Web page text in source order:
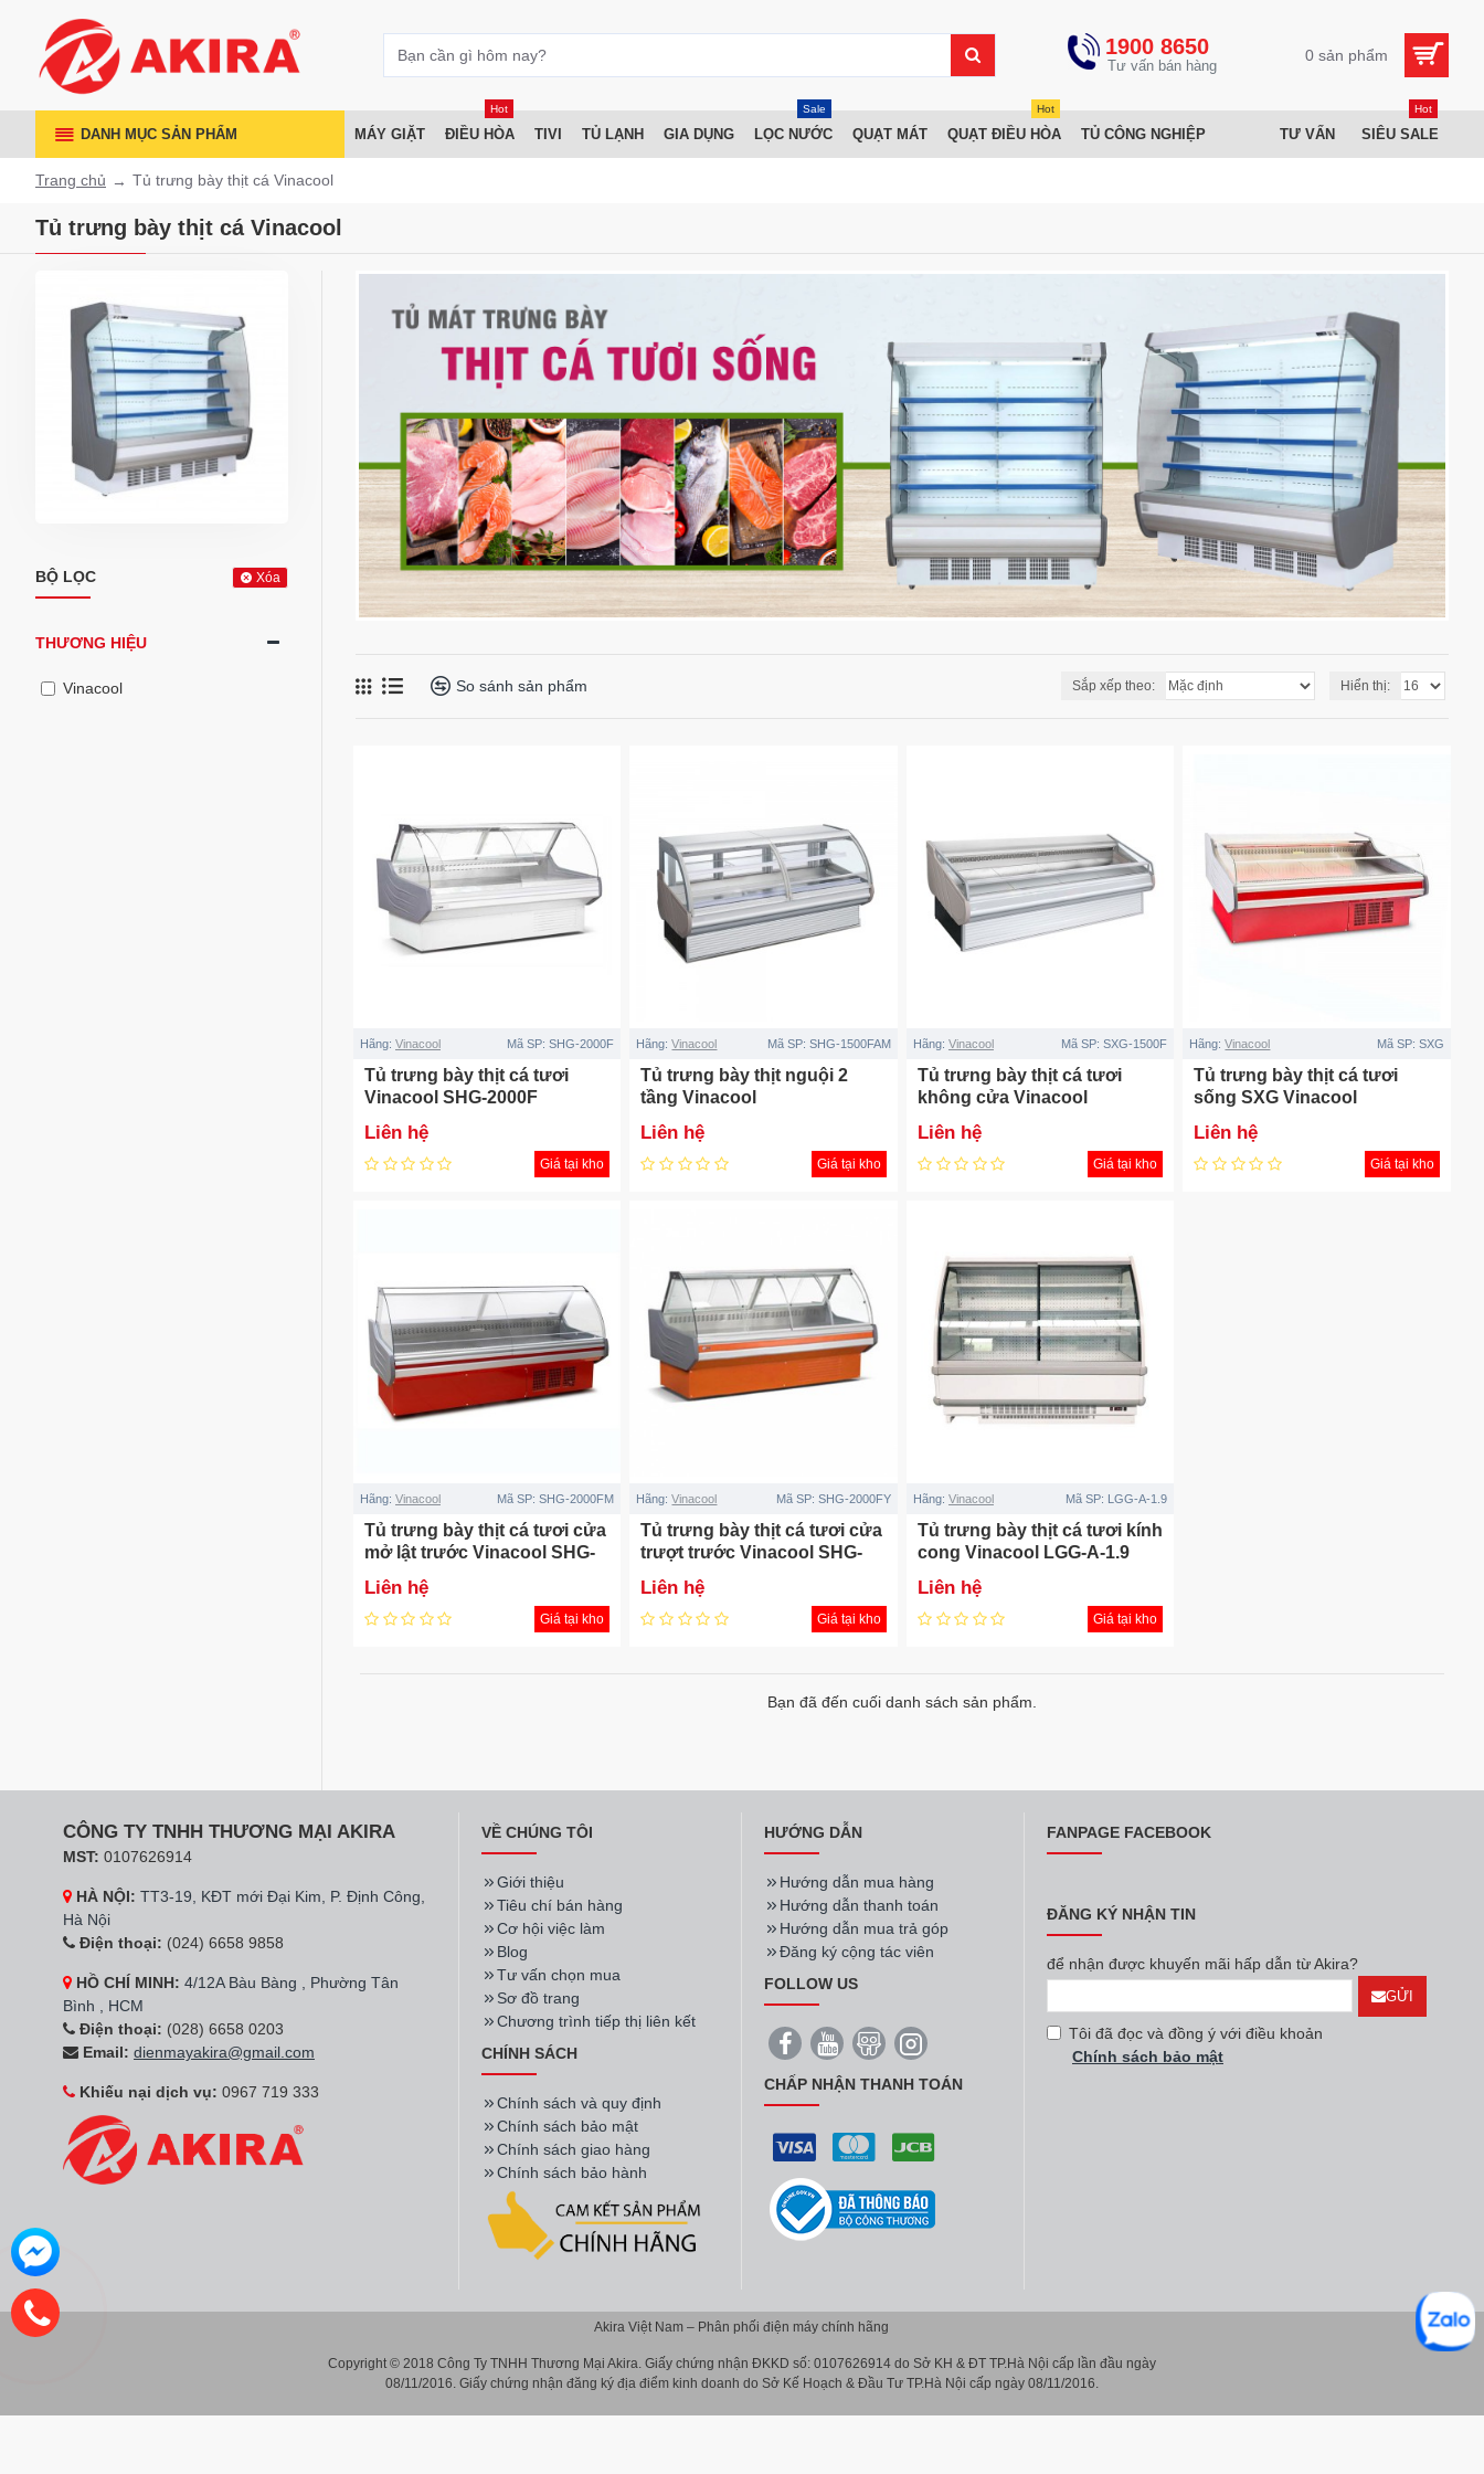
1900 8650 0 sản phẩm
DANH MỤC SẢN PHẨM MÁY GIẶT ĐIỀU HÒA
Hot
TIVI TỦ LẠNH GIA DỤNG LỌC NƯỚC
Sale
QUẠT MÁT QUẠT ĐIỀU HÒA
Hot
TỦ CÔNG NGHIỆP TƯ VẤN SIÊU SALE
Hot
Trang chủ Tủ trưng bày thịt cá Vinacool
Tủ trưng bày thịt cá Vinacool
BỘ LỌC Xóa
THƯƠNG HIỆU
Vinacool So sánh sản phẩm Sắp xếp theo: Hiển thị:
Hãng: Vinacool Mã SP: SHG-2000F
Tủ trưng bày thịt cá tươi
Vinacool SHG-2000F
Liên hệ
Giá tại kho
Hãng: Vinacool Mã SP: SHG-1500FAM
Tủ trưng bày thịt nguội 2
tầng Vinacool
Liên hệ
Giá tại kho
Hãng: Vinacool Mã SP: SXG-1500F
Tủ trưng bày thịt cá tươi
không cửa Vinacool
Liên hệ
Giá tại kho
Hãng: Vinacool Mã SP: SXG
Tủ trưng bày thịt cá tươi
sống SXG Vinacool
Liên hệ
Giá tại kho
Hãng: Vinacool Mã SP: SHG-2000FM
Tủ trưng bày thịt cá tươi cửa
mở lật trước Vinacool SHG-
Liên hệ
Giá tại kho
Hãng: Vinacool Mã SP: SHG-2000FY
Tủ trưng bày thịt cá tươi cửa
trượt trước Vinacool SHG-
Liên hệ
Giá tại kho
Hãng: Vinacool Mã SP: LGG-A-1.9
Tủ trưng bày thịt cá tươi kính
cong Vinacool LGG-A-1.9
Liên hệ
Giá tại kho
Bạn đã đến cuối danh sách sản phẩm.
CÔNG TY TNHH THƯƠNG MẠI AKIRA
MST: 0107626914
HÀ NỘI: TT3-19, KĐT mới Đại Kim, P. Định Công,
Hà Nội
Điện thoại: (024) 6658 9858
HỒ CHÍ MINH: 4/12A Bàu Bàng , Phường Tân
Bình , HCM
Điện thoại: (028) 6658 0203
Email: dienmayakira@gmail.com
Khiếu nại dịch vụ: 0967 719 333
VỀ CHÚNG TÔI
Giới thiệu
Tiêu chí bán hàng
Cơ hội việc làm
Blog
Tư vấn chọn mua
Sơ đồ trang
Chương trình tiếp thị liên kết
CHÍNH SÁCH
Chính sách và quy định
Chính sách bảo mật
Chính sách giao hàng
Chính sách bảo hành
HƯỚNG DẪN
Hướng dẫn mua hàng
Hướng dẫn thanh toán
Hướng dẫn mua trả góp
Đăng ký cộng tác viên
FOLLOW US
CHẤP NHẬN THANH TOÁN
FANPAGE FACEBOOK
ĐĂNG KÝ NHẬN TIN
để nhận được khuyến mãi hấp dẫn từ Akira?
GỬI
Tôi đã đọc và đồng ý với điều khoản
Chính sách bảo mật
Akira Việt Nam – Phân phối điện máy chính hãng
Copyright © 2018 Công Ty TNHH Thương Mại Akira. Giấy chứng nhận ĐKKD số: 0107626914 do Sở KH & ĐT TP.Hà Nội cấp lần đầu ngày
08/11/2016. Giấy chứng nhận đăng ký địa điểm kinh doanh do Sở Kế Hoạch & Đầu Tư TP.Hà Nội cấp ngày 08/11/2016.